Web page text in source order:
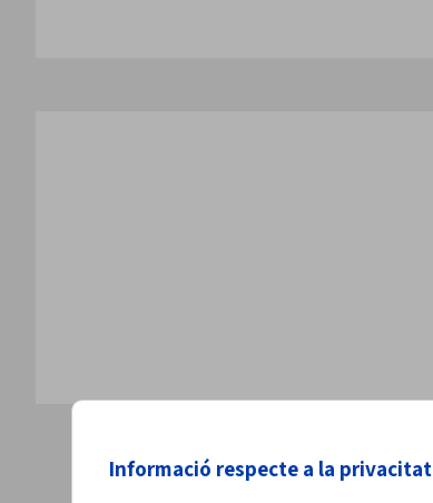
Informació respecte a la privacitat